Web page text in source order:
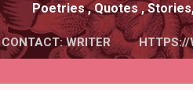
Poetries , Quotes ,
CONTACT: WRITER HTTPS://